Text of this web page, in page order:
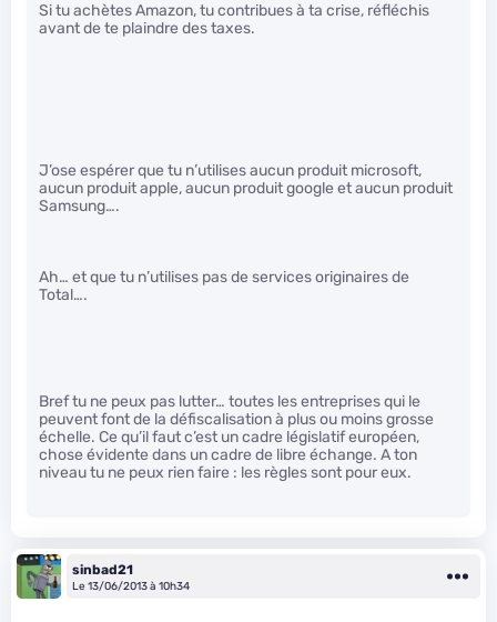
Si tu achètes Amazon, tu contribues à ta crise, réfléchis
avant de te plaindre des taxes.
J’ose espérer que tu n’utilises aucun produit microsoft,
aucun produit apple, aucun produit google et aucun produit
Samsung….
Ah… et que tu n’utilises pas de services originaires de
Total….
Bref tu ne peux pas lutter… toutes les entreprises qui le
peuvent font de la défiscalisation à plus ou moins grosse
échelle. Ce qu’il faut c’est un cadre législatif européen,
chose évidente dans un cadre de libre échange. A ton
niveau tu ne peux rien faire : les règles sont pour eux.
sinbad21
Le 13/06/2013 à 10h34